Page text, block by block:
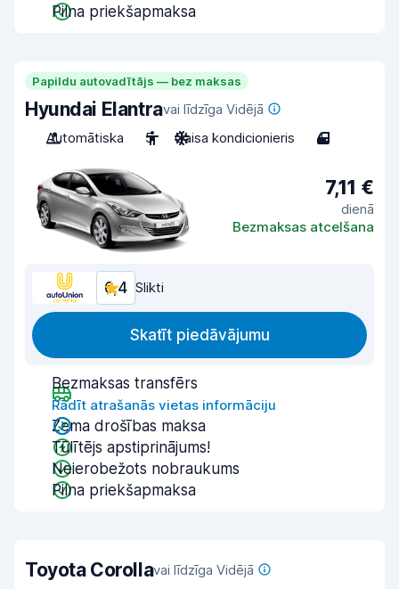
Pilna priekšapmaksa
Papildu autovadītājs — bez maksas
Hyundai Elantravai līdzīga Vidējā
Automātiska
5 Gaisa kondicionieris 4
7,11 €
dienā
Bezmaksas atcelšana
6,4 Slikti
Skatīt piedāvājumu
Bezmaksas transfērs
Rādīt atrašanās vietas informāciju
Zema drošības maksa
Tūlītējs apstiprinājums!
Neierobežots nobraukums
Pilna priekšapmaksa
Toyota Corollavai līdzīga Vidējā